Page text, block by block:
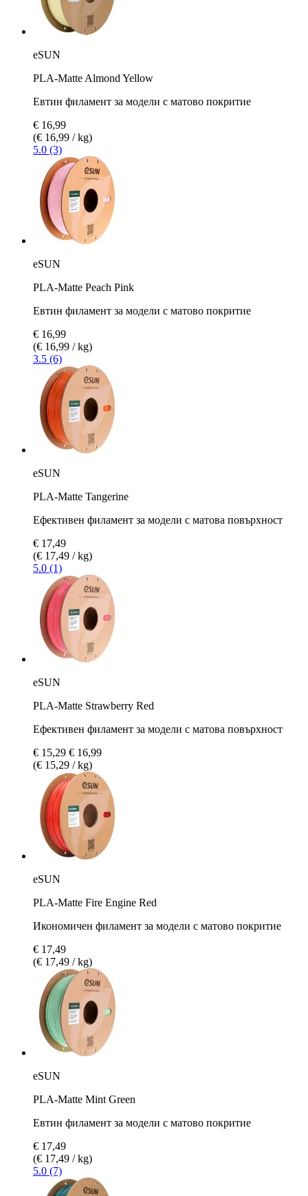
eSUN
PLA-Matte Almond Yellow
Евтин филамент за модели с матово покритие
€ 16,99
(€ 16,99 / kg)
5.0 (3)
eSUN
PLA-Matte Peach Pink
Евтин филамент за модели с матово покритие
€ 16,99
(€ 16,99 / kg)
3.5 (6)
eSUN
PLA-Matte Tangerine
Ефективен филамент за модели с матова повърхност
€ 17,49
(€ 17,49 / kg)
5.0 (1)
eSUN
PLA-Matte Strawberry Red
Ефективен филамент за модели с матова повърхност
€ 15,29 € 16,99
(€ 15,29 / kg)
eSUN
PLA-Matte Fire Engine Red
Икономичен филамент за модели с матово покритие
€ 17,49
(€ 17,49 / kg)
eSUN
PLA-Matte Mint Green
Евтин филамент за модели с матово покритие
€ 17,49
(€ 17,49 / kg)
5.0 (7)